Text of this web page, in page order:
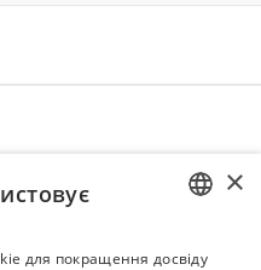
×
для покращення досвіду